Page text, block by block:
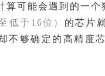
算可能会遇到的一
低于16位） 的芯片
不够确定的高精度